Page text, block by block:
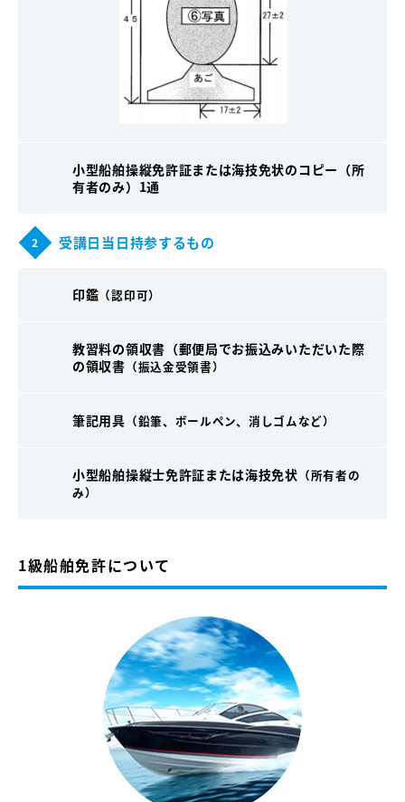
小型船舶操縦免許証または海技免状のコピー（所
有者のみ）1通
2 受講日当日持参するもの
印鑑 （認印可）
教習料の領収書（郵便局でお振込みいただいた際
の領収書 （振込金受領書）
筆記用具 （鉛筆、ボールペン、消しゴムなど）
小型船舶操縦士免許証または海技免状 （所有者の
み）
1級船舶免許について